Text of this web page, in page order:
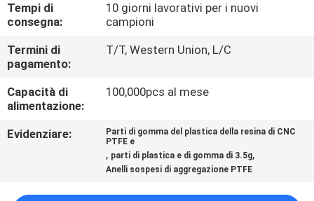
RICHIEDA
UNA
CITAZIONE
DEL
Tempi di
consegna:
10 giorni lavorativi per i nuovi
campioni
Termini di
pagamento:
T/T, Western Union, L/C
Capacità di
alimentazione:
100,000pcs al mese
Evidenziare:
Parti di gomma del plastica della resina di CNC
PTFE e
, parti di plastica e di gomma di 3.5g,
Anelli sospesi di aggregazione PTFE